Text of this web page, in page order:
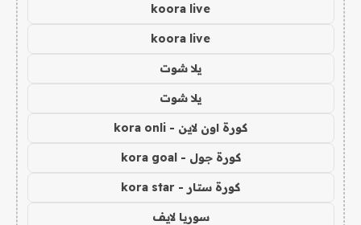
koora live
koora live
يلا شوت
يلا شوت
كورة اون لاين - kora onli
كورة جول - kora goal
كورة ستار - kora star
سوريا لايف